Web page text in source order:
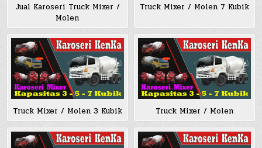
Jual Karoseri Truck Mixer /
Molen
Truck Mixer / Molen 7 Kubik
Truck Mixer / Molen 3 Kubik Truck Mixer / Molen